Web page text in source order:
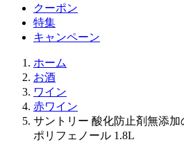
クーポン
特集
キャンペーン
ホーム
お酒
ワイン
赤ワイン
サントリー 酸化防止剤無添
ポリフェノール 1.8L